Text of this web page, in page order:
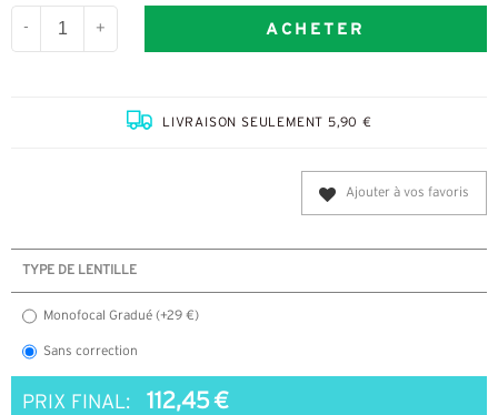
- + ACHETER
LIVRAISON SEULEMENT 5,90 €
Ajouter à vos favoris
TYPE DE LENTILLE
Monofocal Gradué (+29 €)
Sans correction
PRIX FINAL: 112,45 €